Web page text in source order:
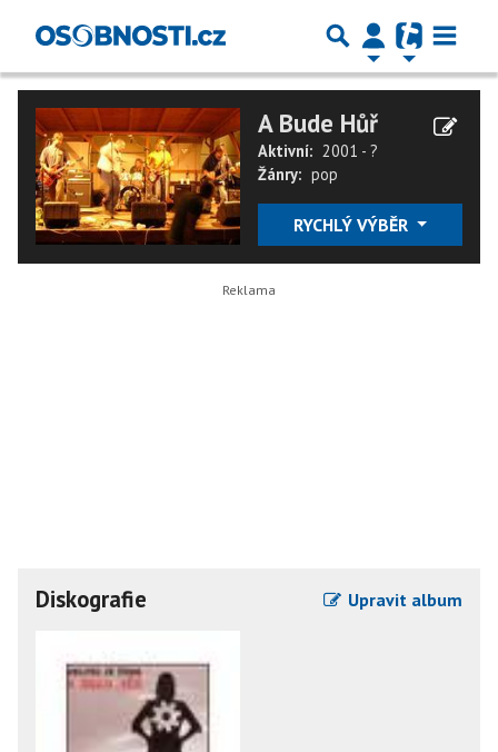
A Bude Hůř
Aktivní: 2001 - ?
Žánry: pop
RYCHLÝ VÝBĚR
Diskografie Upravit album